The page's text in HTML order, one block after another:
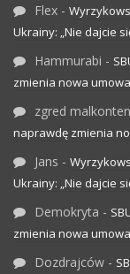
Flex -
Ukrainy: „Nie dajcie
Hammurabi -
zmienia nowa
zgred
naprawdę zmienia
Jans -
Ukrainy: „Nie dajcie
Demokryta -
zmienia nowa
Dozdrajców -